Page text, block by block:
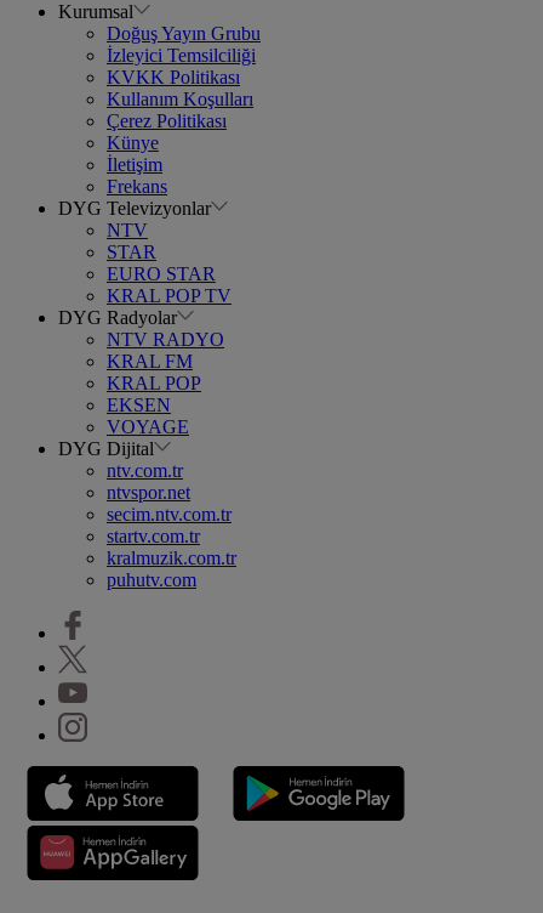
Kurumsal
Doğuş Yayın Grubu
İzleyici Temsilciliği
KVKK Politikası
Kullanım Koşulları
Çerez Politikası
Künye
İletişim
Frekans
DYG Televizyonlar
NTV
STAR
EURO STAR
KRAL POP TV
DYG Radyolar
NTV RADYO
KRAL FM
KRAL POP
EKSEN
VOYAGE
DYG Dijital
ntv.com.tr
ntvspor.net
secim.ntv.com.tr
startv.com.tr
kralmuzik.com.tr
puhutv.com